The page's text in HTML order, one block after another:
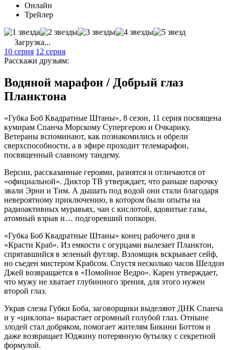
Онлайн
Трейлер
Загрузка...
10 серия 12 серия
Расскажи друзьям:
Водяной марафон / Добрый глаз
Планктона
«Губка Боб Квадратные Штаны», 8 сезон, 11 серия посвящена
кумирам Спанча Морскому Супергерою и Очкарику.
Ветераны вспоминают, как познакомились и обрели
сверхспособности, а в эфире проходит телемарафон,
посвященный славному тандему.
Версии, рассказанные героями, разнятся и отличаются от
«официальной». Диктор ТВ утверждает, что раньше парочку
звали Эрни и Тим. А дышать под водой они стали благодаря
невероятному приключению, в котором были опыты на
радиоактивных муравьях, чан с кислотой, ядовитые газы,
атомный взрыв и… подгоревший попкорн.
«Губка Боб Квадратные Штаны» конец рабочего дня в
«Красти Краб». Из емкости с огурцами вылезает Планктон,
спрятавшийся в зеленый футляр. Взломщик вскрывает сейф,
но съеден мистером Крабсом. Спустя несколько часов Шелдон
Джей возвращается в «Помойное Ведро». Карен утверждает,
что мужу не хватает глубинного зрения, для этого нужен
второй глаз.
Украв слезы Губки Боба, заговорщики выделяют ДНК Спанча
и у «циклопа» вырастает огромный голубой глаз. Отныне
злодей стал добряком, помогает жителям Бикини Боттом и
даже возвращает Юджину потерянную бутылку с секретной
формулой.